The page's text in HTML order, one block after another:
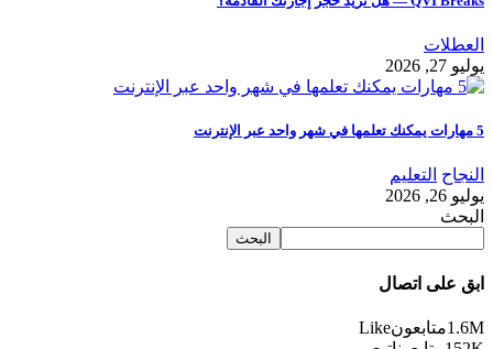
العطلات
يوليو 27, 2026
5 مهارات يمكنك تعلمها في شهر واحد عبر الإنترنت
النجاح التعليم
يوليو 26, 2026
البحث
البحث
ابق على اتصال
1.6MمتابعونLike